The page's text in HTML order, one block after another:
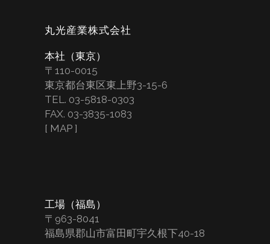
丸光産業株式会社
本社（東京）
〒110-0015
東京都台東区東上野3-15-6
TEL. 03-5818-0303
FAX. 03-3835-1083
[ MAP ]
工場（福島）
〒963-8041
福島県郡山市富田町宇久根下40-18